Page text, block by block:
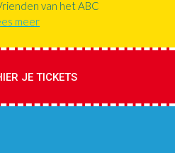
van het ABC
meer
JE TICKETS